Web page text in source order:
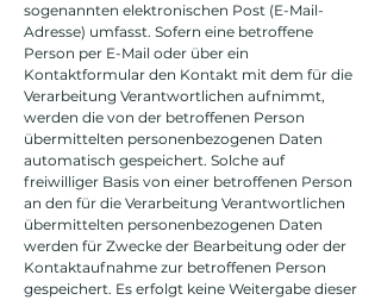
sogenannten elektronischen Post (E-Mail-
Adresse) umfasst. Sofern eine betroffene
Person per E-Mail oder über ein
Kontaktformular den Kontakt mit dem für die
Verarbeitung Verantwortlichen aufnimmt,
werden die von der betroffenen Person
übermittelten personenbezogenen Daten
automatisch gespeichert. Solche auf
freiwilliger Basis von einer betroffenen Person
an den für die Verarbeitung Verantwortlichen
übermittelten personenbezogenen Daten
werden für Zwecke der Bearbeitung oder der
Kontaktaufnahme zur betroffenen Person
gespeichert. Es erfolgt keine Weitergabe dieser